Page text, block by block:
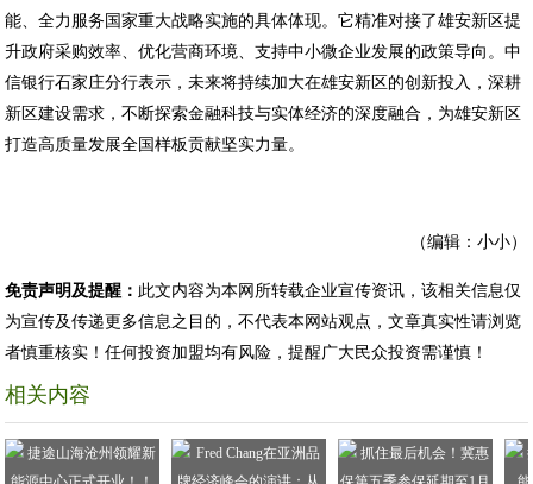
能、全力服务国家重大战略实施的具体体现。它精准对接了雄安新区提
升政府采购效率、优化营商环境、支持中小微企业发展的政策导向。中
信银行石家庄分行表示，未来将持续加大在雄安新区的创新投入，深耕
新区建设需求，不断探索金融科技与实体经济的深度融合，为雄安新区
打造高质量发展全国样板贡献坚实力量。
（编辑：小小）
免责声明及提醒： 此文内容为本网所转载企业宣传资讯，该相关信息仅
为宣传及传递更多信息之目的，不代表本网站观点，文章真实性请浏览
者慎重核实！任何投资加盟均有风险，提醒广大民众投资需谨慎！
相关内容